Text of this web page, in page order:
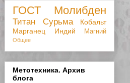
ГОСТ Молибден
Титан Сурьма
Кобальт
Марганец
Индий Магний
Общее
Метотехника. Архив
блога